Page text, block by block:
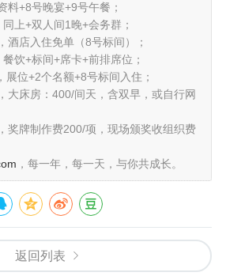
料+8号晚宴+9号午餐；
上+双人间1晚+会务群；
酒店入住免单（8号标间）；
饮+标间+席卡+前排席位；
位+2个名额+8号标间入住；
大床房：400/间天，含双早，或自行网
奖牌制作费200/项，现场颁奖收组织费
，每一年，每一天，与你共成长。
返回列表